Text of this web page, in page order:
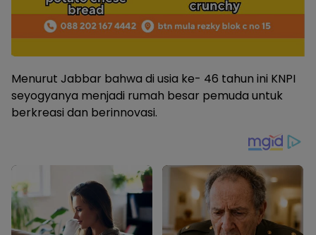
Menurut Jabbar bahwa di usia ke- 46 tahun ini KNPI
seyogyanya menjadi rumah besar pemuda untuk
berkreasi dan berinnovasi.